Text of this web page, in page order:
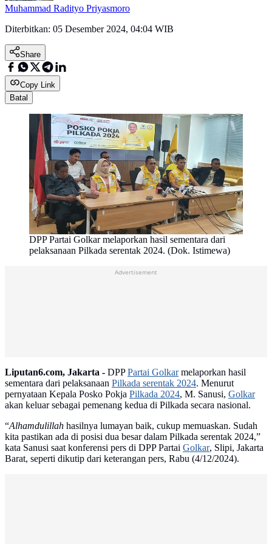
Muhammad Radityo Priyasmoro
Diterbitkan: 05 Desember 2024, 04:04 WIB
Share
Copy Link
Batal
DPP Partai Golkar melaporkan hasil sementara dari
pelaksanaan Pilkada serentak 2024. (Dok. Istimewa)
Advertisement
Liputan6.com, Jakarta - DPPPartai Golkarmelaporkan hasil
sementara dari pelaksanaan Pilkada serentak 2024. Menurut
pernyataan Kepala Posko Pokja Pilkada 2024, M. Sanusi, Golkar
akan keluar sebagai pemenang kedua di Pilkada secara nasional.
“Alhamdulillah hasilnya lumayan baik, cukup memuaskan. Sudah
kita pastikan ada di posisi dua besar dalam Pilkada serentak 2024,”
kata Sanusi saat konferensi pers di DPP Partai Golkar, Slipi, Jakarta
Barat, seperti dikutip dari keterangan pers, Rabu (4/12/2024).